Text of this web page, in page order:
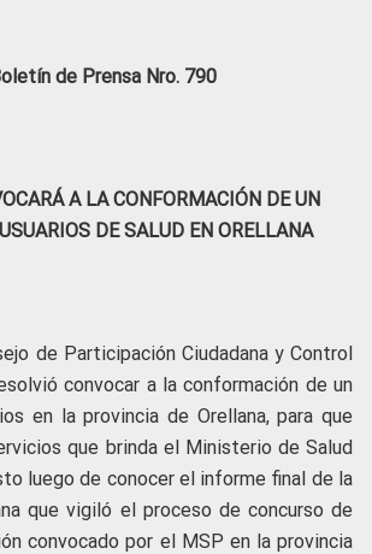
de Prensa Nro. 790
A LA CONFORMACIÓN DE UN
DE SALUD EN ORELLANA
de Participación Ciudadana y Control
convocar a la conformación de un
en la provincia de Orellana, para que
que brinda el Ministerio de Salud
luego de conocer el informe final de la
que vigiló el proceso de concurso de
convocado por el MSP en la provincia